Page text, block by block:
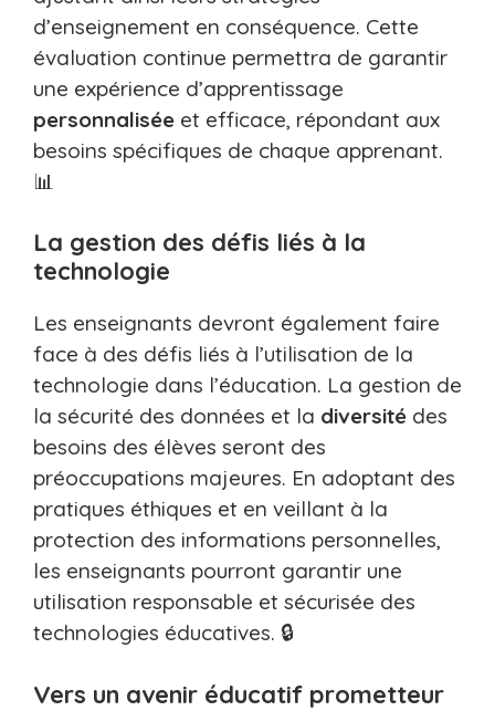
d’enseignement en conséquence. Cette
évaluation continue permettra de garantir
une expérience d’apprentissage
personnalisée et efficace, répondant aux
besoins spécifiques de chaque apprenant.
📊
La gestion des défis liés à la
technologie
Les enseignants devront également faire
face à des défis liés à l’utilisation de la
technologie dans l’éducation. La gestion de
la sécurité des données et la diversité des
besoins des élèves seront des
préoccupations majeures. En adoptant des
pratiques éthiques et en veillant à la
protection des informations personnelles,
les enseignants pourront garantir une
utilisation responsable et sécurisée des
technologies éducatives. 🔒
Vers un avenir éducatif prometteur